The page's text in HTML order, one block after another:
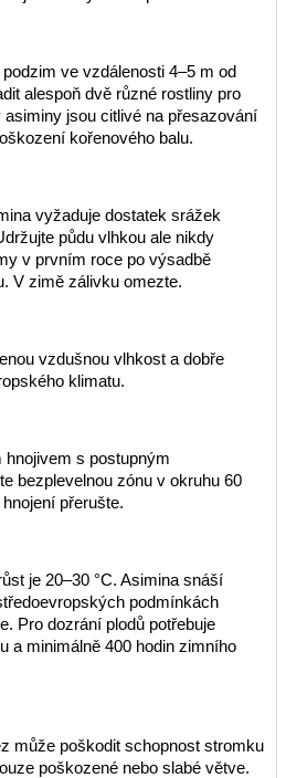
ve vzdálenosti 4–5 m od
alespoň dvě různé rostliny pro
jsou citlivé na přesazování
kořenového balu.
vyžaduje dostatek srážek
půdu vlhkou ale nikdy
v prvním roce po výsadbě
V zimě zálivku omezte.
vzdušnou vlhkost a dobře
klimatu.
hnojivem s postupným
bezplevelnou zónu v okruhu 60
přerušte.
je 20–30 °C. Asimina snáší
podmínkách
Pro dozrání plodů potřebuje
a minimálně 400 hodin zimního
může poškodit schopnost stromku
poškozené nebo slabé větve.